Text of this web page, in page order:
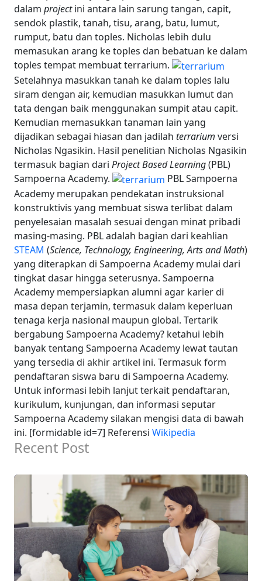
dalam projectini antara lain sarung tangan, capit,
sendok plastik, tanah, tisu, arang, batu, lumut,
rumput, batu dan toples. Nicholas lebih dulu
memasukan arang ke toples dan bebatuan ke dalam
toples tempat membuat terrarium.
Setelahnya masukkan tanah ke dalam toples lalu
siram dengan air, kemudian masukkan lumut dan
tata dengan baik menggunakan sumpit atau capit.
Kemudian memasukkan tanaman lain yang
dijadikan sebagai hiasan dan jadilah terrarium versi
Nicholas Ngasikin. Hasil penelitian Nicholas Ngasikin
termasuk bagian dari Project Based Learning(PBL)
Sampoerna Academy.
PBL Sampoerna
Academy merupakan pendekatan instruksional
konstruktivis yang membuat siswa terlibat dalam
penyelesaian masalah sesuai dengan minat pribadi
masing-masing. PBL adalah bagian dari keahlian
STEAM (Science, Technology, Engineering, Arts and Math)
yang diterapkan di Sampoerna Academy mulai dari
tingkat dasar hingga seterusnya. Sampoerna
Academy mempersiapkan alumni agar karier di
masa depan terjamin, termasuk dalam keperluan
tenaga kerja nasional maupun global. Tertarik
bergabung Sampoerna Academy? ketahui lebih
banyak tentang Sampoerna Academy lewat tautan
yang tersedia di akhir artikel ini. Termasuk form
pendaftaran siswa baru di Sampoerna Academy.
Untuk informasi lebih lanjut terkait pendaftaran,
kurikulum, kunjungan, dan informasi seputar
Sampoerna Academy silakan mengisi data di bawah
ini. [formidable id=7] Referensi Wikipedia
Recent Post